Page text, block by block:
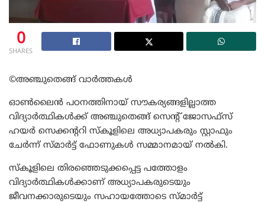
0
SHARES
©അഞ്ചുതെങ്ങ് വാർത്തകൾ
ഓൺലൈൻ പഠനത്തിനായ് സൗകര്യങ്ങളില്ലാത്ത
വിദ്യാർത്ഥികൾക്ക് അഞ്ചുതെങ്ങ് സെന്റ് ജോസഫ്‌സ്
ഹയർ സെക്കന്ററി സ്കൂളിലെ അധ്യാപകരും സ്റ്റാഫും
ചേർന്ന് സ്മാർട്ട്‌ ഫോണുകൾ സമ്മാനമായ് നൽകി.
സ്കൂളിലെ തിരഞ്ഞെടുക്കപ്പെട്ട പത്തോളം
വിദ്യാർത്ഥികൾക്കാണ് അധ്യാപകരുടെയും
ജീവനക്കാരുടെയും സഹായത്തോടെ സ്മാർട്ട്‌